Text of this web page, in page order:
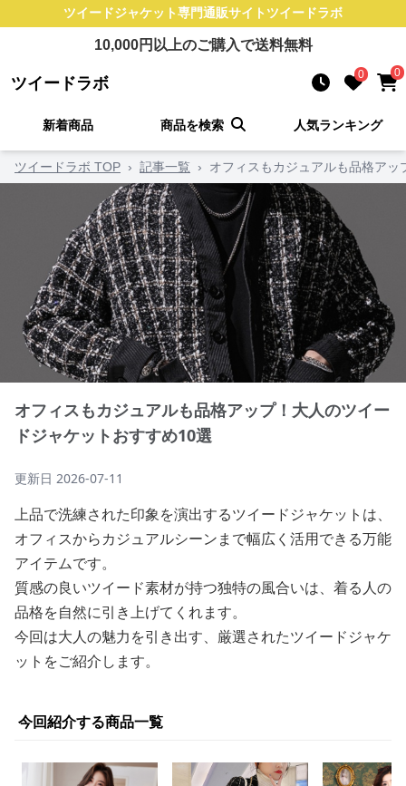
ツイードジャケット専門通販サイト ツイードラボ
10,000円以上のご購入で送料無料
ツイードラボ 0 0
新着商品 商品を検索 人気ランキング
ツイードラボ TOP › 記事一覧 › オフィスもカジュアルも品格ア
オフィスもカジュアルも品格アップ！大人のツイー
ドジャケットおすすめ10選
更新日 2026-07-11
上品で洗練された印象を演出するツイードジャケットは、
オフィスからカジュアルシーンまで幅広く活用できる万能
アイテムです。
質感の良いツイード素材が持つ独特の風合いは、着る人の
品格を自然に引き上げてくれます。
今回は大人の魅力を引き出す、厳選されたツイードジャケ
ットをご紹介します。
今回紹介する商品一覧